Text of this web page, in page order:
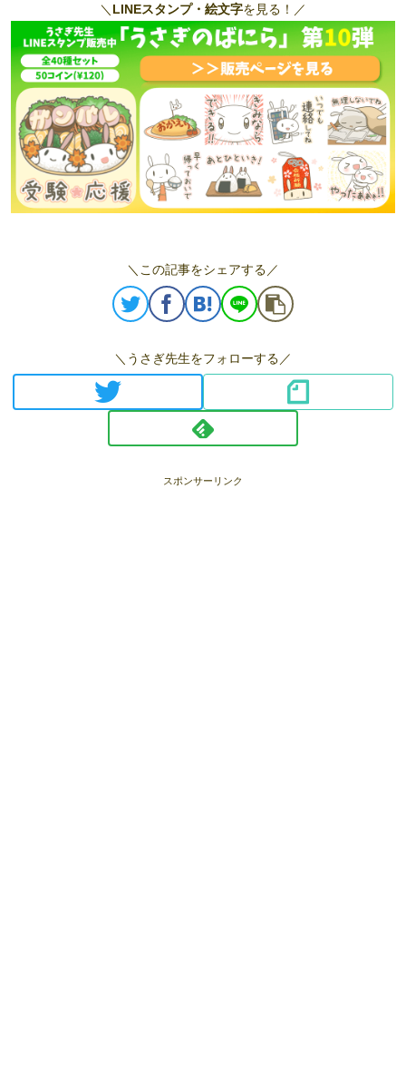
＼ LINEスタンプ・絵文字を見る！／
＼この記事をシェアする／
＼うさぎ先生をフォローする／
スポンサーリンク